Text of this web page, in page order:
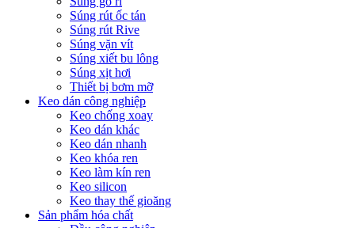
Súng rút ốc tán
Súng rút Rive
Súng vặn vít
Súng xiết bu lông
Súng xịt hơi
Thiết bị bơm mỡ
Keo dán công nghiệp
Keo chống xoay
Keo dán khác
Keo dán nhanh
Keo khóa ren
Keo làm kín ren
Keo silicon
Keo thay thế gioăng
Sản phẩm hóa chất